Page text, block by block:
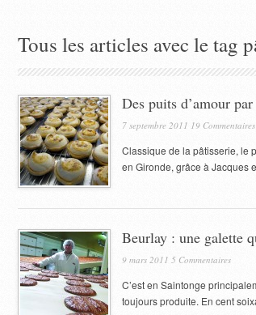
Tous les articles avec le tag
Des puits d’amour
7 septembre 2011 19 Commentaires
Classique de la pâtisserie, le
en Gironde, grâce à Jacques
Beurlay : une galette
9 mars 2011 5 Commentaires
C’est en Saintonge
toujours produite. En cent